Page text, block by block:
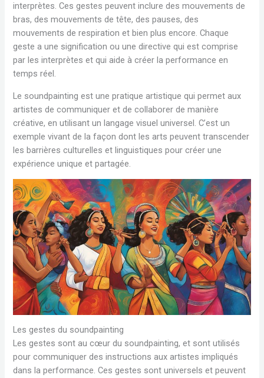
interprètes. Ces gestes peuvent inclure des mouvements de
bras, des mouvements de tête, des pauses, des
mouvements de respiration et bien plus encore. Chaque
geste a une signification ou une directive qui est comprise
par les interprètes et qui aide à créer la performance en
temps réel.
Le soundpainting est une pratique artistique qui permet aux
artistes de communiquer et de collaborer de manière
créative, en utilisant un langage visuel universel. C’est un
exemple vivant de la façon dont les arts peuvent transcender
les barrières culturelles et linguistiques pour créer une
expérience unique et partagée.
Les gestes du soundpainting
Les gestes sont au cœur du soundpainting, et sont utilisés
pour communiquer des instructions aux artistes impliqués
dans la performance. Ces gestes sont universels et peuvent